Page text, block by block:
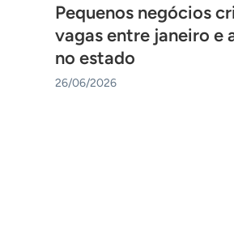
Pequenos negócios
vagas entre janeiro e
no estado
26/06/2026